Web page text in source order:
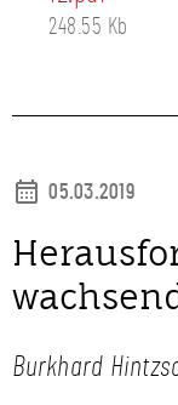
248.55 Kb
05.03.2019
Burkhard